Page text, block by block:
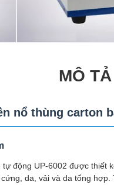
MÔ
nổ thùng carton
động UP-6002 được thiết
da, vải và da tổng